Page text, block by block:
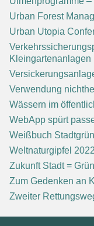
Urban Forest
Urban Utopia
Kleingartenanlagen
Verwendung
Wässern im
WebApp spürt
Weißbuch Stadtgrün
Weltnaturgipfel 2022
Zukunft Stadt = Grün
Zum Gedenken an
Zweiter